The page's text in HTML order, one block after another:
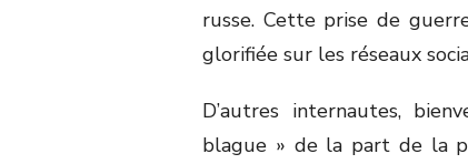
russe. Cette prise de
glorifiée sur les réseaux
D’autres internautes,
blague » de la part de la